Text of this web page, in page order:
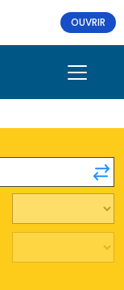
OUVRIR